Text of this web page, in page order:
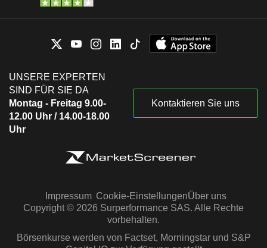
UNSERE EXPERTEN
SIND FÜR SIE DA
Montag - Freitag 9.00-
12.00 Uhr / 14.00-18.00
Uhr
Kontaktieren Sie uns
Impressum Cookie-EinstellungenÜber uns
Copyright © 2026 Surperformance SAS. Alle Rechte
vorbehalten.
Börsenkurse werden von Factset, Morningstar und S&P